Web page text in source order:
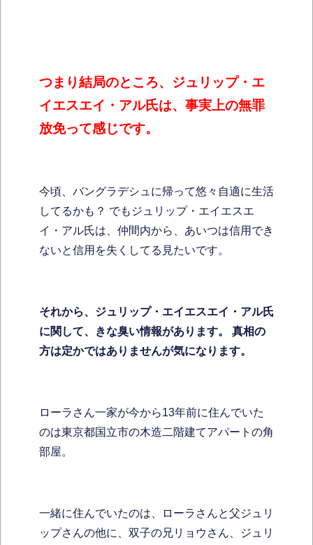
つまり結局のところ、ジュリップ・エ
イエスエイ・アル氏は、事実上の無罪
放免って感じです。
今頃、バングラデシュに帰って悠々自適に生活
してるかも？ でもジュリップ・エイエスエ
イ・アル氏は、仲間内から、あいつは信用でき
ないと信用を失くしてる見たいです。
それから、ジュリップ・エイエスエイ・アル氏
に関して、きな臭い情報があります。
真相の
方は定かではありませんが気になります。
ローラさん一家が今から13年前に住んでいた
のは東京都国立市の木造二階建てアパートの角
部屋。
一緒に住んでいたのは、ローラさんと父ジュリ
ップさんの他に、双子の兄リョウさん、ジュリ